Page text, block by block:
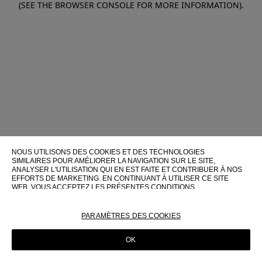
(SEE THE BROWSER CONSOLE FOR MORE INFORMATION).
NOUS UTILISONS DES COOKIES ET DES TECHNOLOGIES
SIMILAIRES POUR AMÉLIORER LA NAVIGATION SUR LE SITE,
ANALYSER L'UTILISATION QUI EN EST FAITE ET CONTRIBUER À NOS
EFFORTS DE MARKETING. EN CONTINUANT À UTILISER CE SITE
WEB, VOUS ACCEPTEZ LES PRÉSENTES CONDITIONS
POUR PLUS D'INFORMATIONS SUR CES TECHNOLOGIES ET LEUR
POLITIQUE EN MATIÈRE DE COOKIES
PARAMÈTRES DES COOKIES
OK